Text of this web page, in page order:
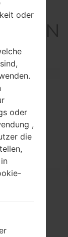
oder
oder
,
die